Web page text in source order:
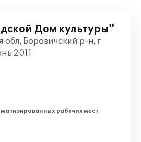
Дом культуры"
обл, Боровичский р-н, г
2011
рабочих мест